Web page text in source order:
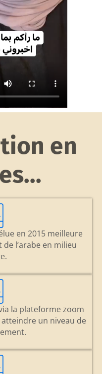
en
en 2015 meilleure
l’arabe en milieu
la plateforme zoom
un niveau de